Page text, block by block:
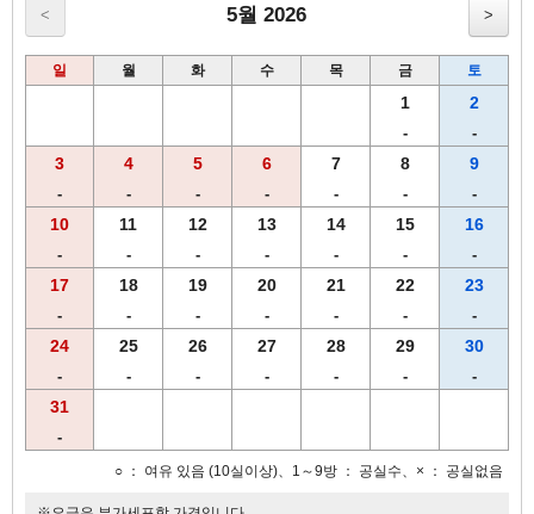
~ 갓 구워낸 빵 냄새로 가득한 아침 ~
• 호텔의 자랑인 갓 구운 빵
• 오가닉 그래놀라 (플레인, 후르츠)
• 적당한 간이 배여있는 특제 삶은계란
• 향기로운 R&B호텔 오리지널 커피
• 홍차
• 오렌지쥬스 & 야채쥬스 & 아이스티
• 우유
건강한 아침을 위한 든든한 조식 마음껏 즐겨보세요!
< 5월 2026 >
일 월 화 수 목 금 토
1
-
2
-
3
-
4
-
5
-
6
-
7
-
8
-
9
-
10
-
11
-
12
-
13
-
14
-
15
-
16
-
17
-
18
-
19
-
20
-
21
-
22
-
23
-
24
-
25
-
26
-
27
-
28
-
29
-
30
-
31
-
○ ： 여유 있음 (10실이상)、1～9방 ： 공실수、× ： 공실없음